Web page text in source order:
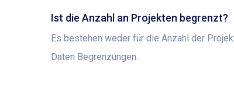
Ist die Anzahl an Projekten begrenzt?
Es bestehen weder für die Anzahl der
Daten Begrenzungen.